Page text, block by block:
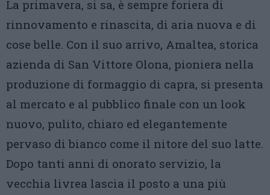
La primavera, si sa, è sempre foriera di
rinnovamento e rinascita, di aria nuova e di
cose belle. Con il suo arrivo, Amaltea, storica
azienda di San Vittore Olona, pioniera nella
produzione di formaggio di capra, si presenta
al mercato e al pubblico finale con un look
nuovo, pulito, chiaro ed elegantemente
pervaso di bianco come il nitore del suo latte.
Dopo tanti anni di onorato servizio, la
vecchia livrea lascia il posto a una più